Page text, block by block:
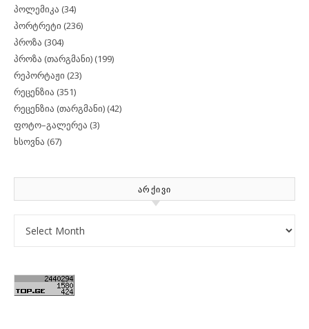
პოლემიკა (34)
პორტრეტი (236)
პროზა (304)
პროზა (თარგმანი) (199)
რეპორტაჟი (23)
რეცენზია (351)
რეცენზია (თარგმანი) (42)
ფოტო–გალერეა (3)
ხსოვნა (67)
ᲐᲠᲥᲘᲕᲘ